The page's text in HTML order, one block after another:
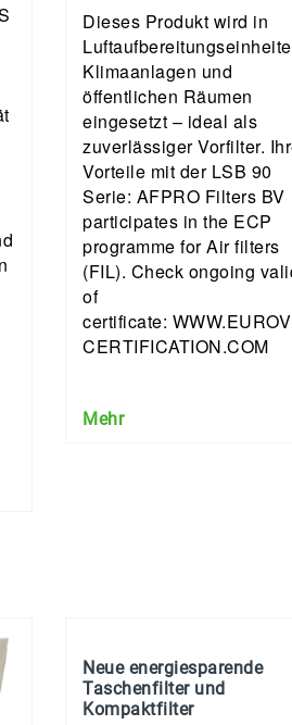
Dieses Produkt wird in
Klimaanlagen und
öffentlichen Räumen
eingesetzt – ideal als
zuverlässiger Vorfilter.
Vorteile mit der LSB 90
Serie: AFPRO Filters BV
participates in the ECP
programme for Air filters
(FIL). Check ongoing
of
certificate:
CERTIFICATION.COM
Mehr
Neue energiesparende
Taschenfilter und
Kompaktfilter